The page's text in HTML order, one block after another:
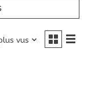
vus